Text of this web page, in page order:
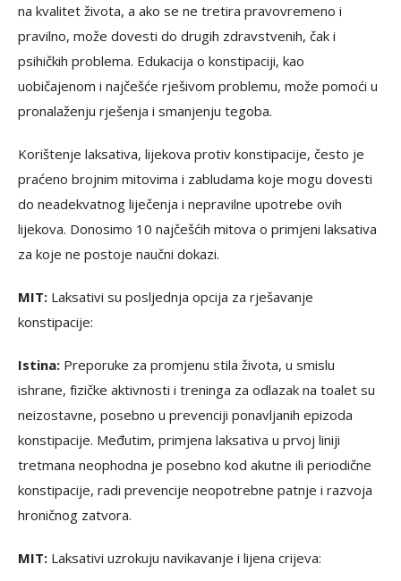
na kvalitet života, a ako se ne tretira pravovremeno i
pravilno, može dovesti do drugih zdravstvenih, čak i
psihičkih problema. Edukacija o konstipaciji, kao
uobičajenom i najčešće rješivom problemu, može pomoći u
pronalaženju rješenja i smanjenju tegoba.
Korištenje laksativa, lijekova protiv konstipacije, često je
praćeno brojnim mitovima i zabludama koje mogu dovesti
do neadekvatnog liječenja i nepravilne upotrebe ovih
lijekova. Donosimo 10 najčešćih mitova o primjeni laksativa
za koje ne postoje naučni dokazi.
MIT: Laksativi su posljednja opcija za rješavanje
konstipacije:
Istina: Preporuke za promjenu stila života, u smislu
ishrane, fizičke aktivnosti i treninga za odlazak na toalet su
neizostavne, posebno u prevenciji ponavljanih epizoda
konstipacije. Međutim, primjena laksativa u prvoj liniji
tretmana neophodna je posebno kod akutne ili periodične
konstipacije, radi prevencije neopotrebne patnje i razvoja
hroničnog zatvora.
MIT: Laksativi uzrokuju navikavanje i lijena crijeva: